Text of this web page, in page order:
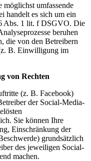
umfassende
handelt es sich um ein
Abs. 1 lit. f DSGVO. Die
beruhen
die von den Betreibern
B. Einwilligung im
von Rechten
(z. B. Facebook)
der Social-Media-
Sie können Ihre
Einschränkung der
grundsätzlich
des jeweiligen Social-
machen.